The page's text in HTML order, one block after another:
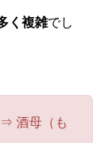
く複雑でし
酒母（も